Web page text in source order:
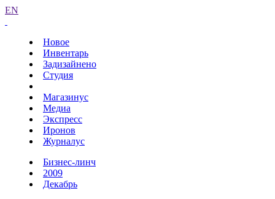
EN
Новое
Инвентарь
Задизайнено
Студия
Магазинус
Медиа
Экспресс
Иронов
Журналус
Бизнес-линч
2009
Декабрь